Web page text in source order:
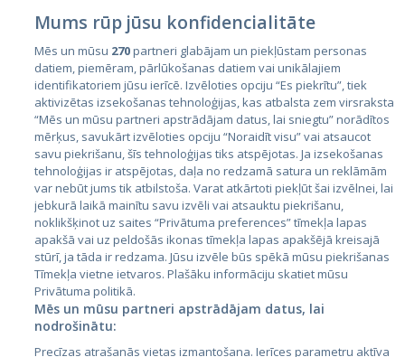
Valstis
Igaunija
Latvija
Lietuva
City24.lv CVbankas.lt
Mums rūp jūsu konfidencialitāte
Mēs un mūsu 270partneri glabājam un piekļūstam personas
datiem, piemēram, pārlūkošanas datiem vai unikālajiem
identifikatoriem jūsu ierīcē. Izvēloties opciju “Es piekrītu”, tiek
aktivizētas izsekošanas tehnoloģijas, kas atbalsta zem virsraksta
“Mēs un mūsu partneri apstrādājam datus, lai sniegtu” norādītos
mērķus, savukārt izvēloties opciju “Noraidīt visu” vai atsaucot
savu piekrišanu, šīs tehnoloģijas tiks atspējotas. Ja izsekošanas
tehnoloģijas ir atspējotas, daļa no redzamā satura un reklāmām
var nebūt jums tik atbilstoša. Varat atkārtoti piekļūt šai izvēlnei, lai
jebkurā laikā mainītu savu izvēli vai atsauktu piekrišanu,
noklikšķinot uz saites “Privātuma preferences” tīmekļa lapas
apakšā vai uz peldošās ikonas tīmekļa lapas apakšējā kreisajā
stūrī, ja tāda ir redzama. Jūsu izvēle būs spēkā mūsu piekrišanas
Tīmekļa vietne ietvaros. Plašāku informāciju skatiet mūsu
Privātuma politikā.
Mēs un mūsu partneri apstrādājam datus, lai
nodrošinātu:
Precīzas atrašanās vietas izmantošana. Ierīces parametru aktīva